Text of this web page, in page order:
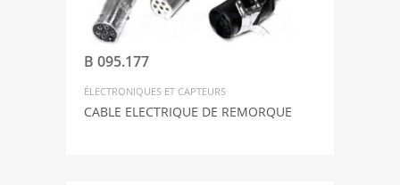
B 095.177
ÉLECTRONIQUES ET CAPTEURS
CABLE ELECTRIQUE DE REMORQUE